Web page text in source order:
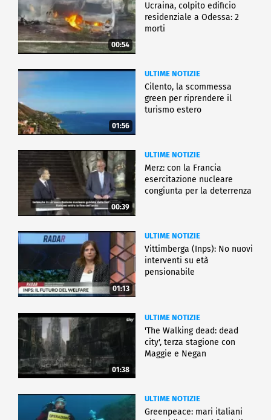
00:54
Ucraina, colpito edificio
residenziale a Odessa: 2
morti
01:56
ULTIME NOTIZIE
Cilento, la scommessa
green per riprendere il
turismo estero
00:39
ULTIME NOTIZIE
Merz: con la Francia
esercitazione nucleare
congiunta per la deterrenza
01:13
ULTIME NOTIZIE
Vittimberga (Inps): No nuovi
interventi su età
pensionabile
01:38
ULTIME NOTIZIE
'The Walking dead: dead
city', terza stagione con
Maggie e Negan
ULTIME NOTIZIE
Greenpeace: mari italiani